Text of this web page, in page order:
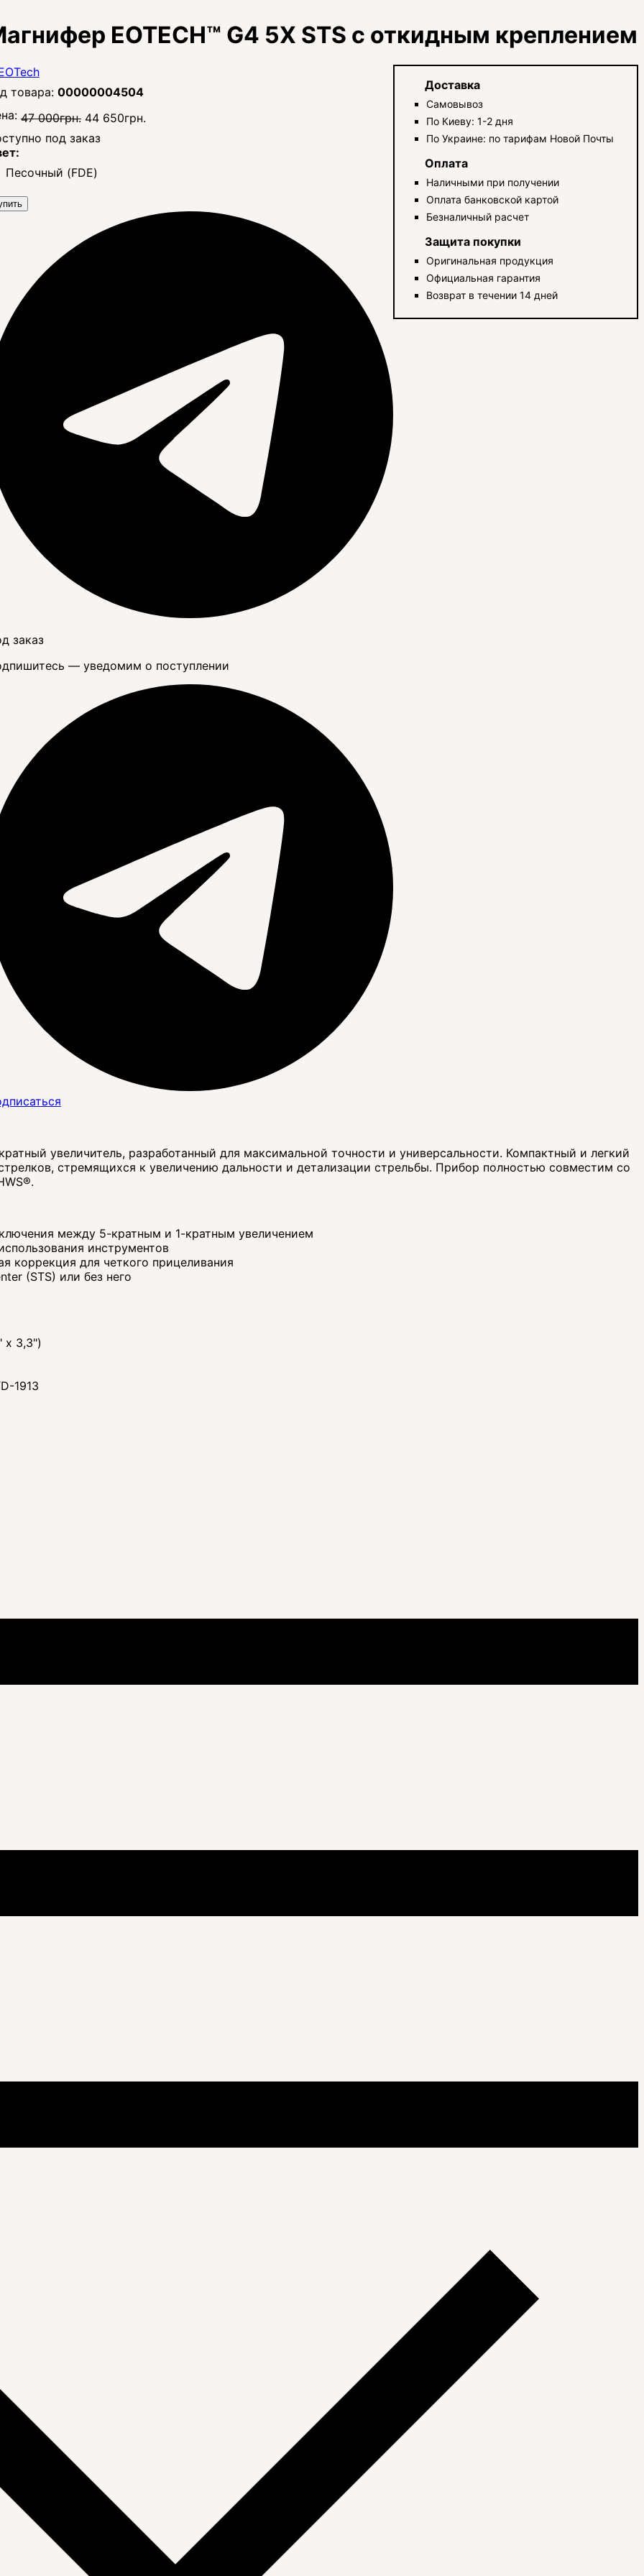
EOTECH™ G4 5X STS с откидным креплением
00000004504
47 000грн. 44 650грн.
под заказ
Песочный (FDE)
заказ
— уведомим о поступлении
Доставка
Самовывоз
По Киеву: 1-2 дня
По Украине: по тарифам Новой Почты
Оплата
Наличными при получении
Оплата банковской картой
Безналичный расчет
Защита покупки
Оригинальная продукция
Официальная гарантия
Возврат в течении 14 дней
увеличитель, разработанный для максимальной точности и универсальности. Компактный и легкий
стремящихся к увеличению дальности и детализации стрельбы. Прибор полностью совместим со
между 5-кратным и 1-кратным увеличением
инструментов
коррекция для четкого прицеливания
(STS) или без него
x 3,3")
1913